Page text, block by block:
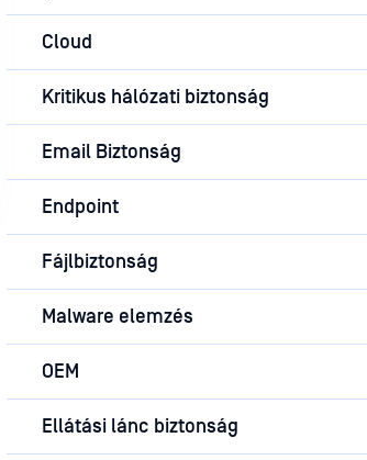
Cloud
Kritikus hálózati biztonság
Email Biztonság
Endpoint
Fájlbiztonság
Malware elemzés
OEM
Ellátási lánc biztonság